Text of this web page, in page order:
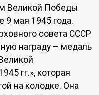
Великой Победы
9 мая 1945 года.
совета СССР
награду – медаль
гг.», которая
на колодке. Она